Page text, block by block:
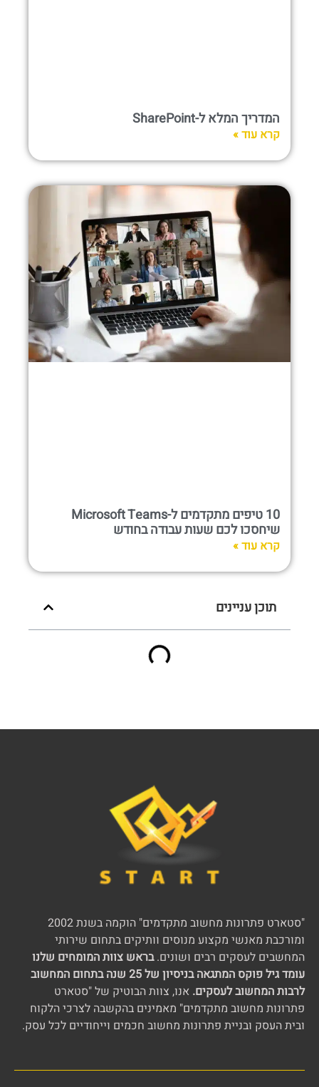
המדריך המלא ל-SharePoint
קרא עוד »
10 טיפים מתקדמים ל-Microsoft Teams
שיחסכו לכם שעות עבודה בחודש
קרא עוד »
תוכן עניינים
"סטארט פתרונות מחשוב מתקדמים" הוקמה בשנת 2002
ומורכבת מאנשי מקצוע מנוסים וותיקים בתחום שירותי
המחשבים לעסקים רבים ושונים.בראש צוות המומחים שלנו
עומד גיל פוקס המתגאה בניסיון של 25 שנה בתחום המחשוב
לרבות המחשוב לעסקים. אנו, צוות הבוטיק של "סטארט
פתרונות מחשוב מתקדמים" מאמינים בהקשבה לצרכי הלקוח
ובית העסק ובניית פתרונות מחשוב חכמים וייחודיים לכל עסק.